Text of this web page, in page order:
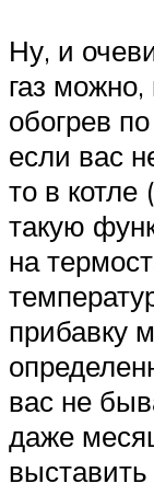
Ну, и
газ можно,
обогрев
если вас
то в котле
такую
на
прибавку
вас не
даже